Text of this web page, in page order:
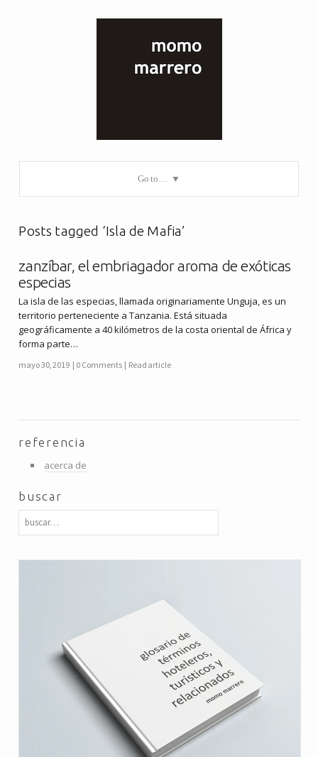
Go to…
Posts tagged ‘Isla de Mafia’
zanzíbar, el embriagador aroma de exóticas
especias
La isla de las especias, llamada originariamente Unguja, es un
territorio perteneciente a Tanzania. Está situada
geográficamente a 40 kilómetros de la costa oriental de África y
forma parte…
mayo 30, 2019 0 Comments Read article
referencia
acerca de
buscar